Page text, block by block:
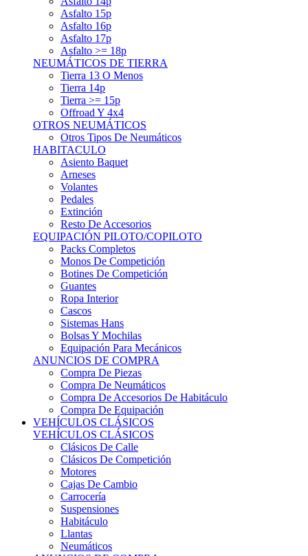
Asfalto 16p
Asfalto 17p
Asfalto >= 18p
NEUMÁTICOS DE TIERRA
Tierra 13 O Menos
Tierra 14p
Tierra >= 15p
Offroad Y 4x4
OTROS NEUMÁTICOS
Otros Tipos De Neumáticos
HABITACULO
Asiento Baquet
Arneses
Volantes
Pedales
Extinción
Resto De Accesorios
EQUIPACIÓN PILOTO/COPILOTO
Packs Completos
Monos De Competición
Botines De Competición
Guantes
Ropa Interior
Cascos
Sistemas Hans
Bolsas Y Mochilas
Equipación Para Mecánicos
ANUNCIOS DE COMPRA
Compra De Piezas
Compra De Neumáticos
Compra De Accesorios De Habitáculo
Compra De Equipación
VEHÍCULOS CLÁSICOS
VEHÍCULOS CLÁSICOS
Clásicos De Calle
Clásicos De Competición
Motores
Cajas De Cambio
Carrocería
Suspensiones
Habitáculo
Llantas
Neumáticos
ANUNCIOS DE COMPRA
Compra De Competición